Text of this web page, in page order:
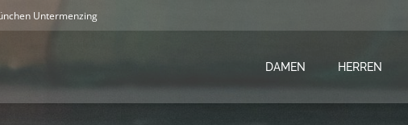
Untermenzing
DAMEN HERREN